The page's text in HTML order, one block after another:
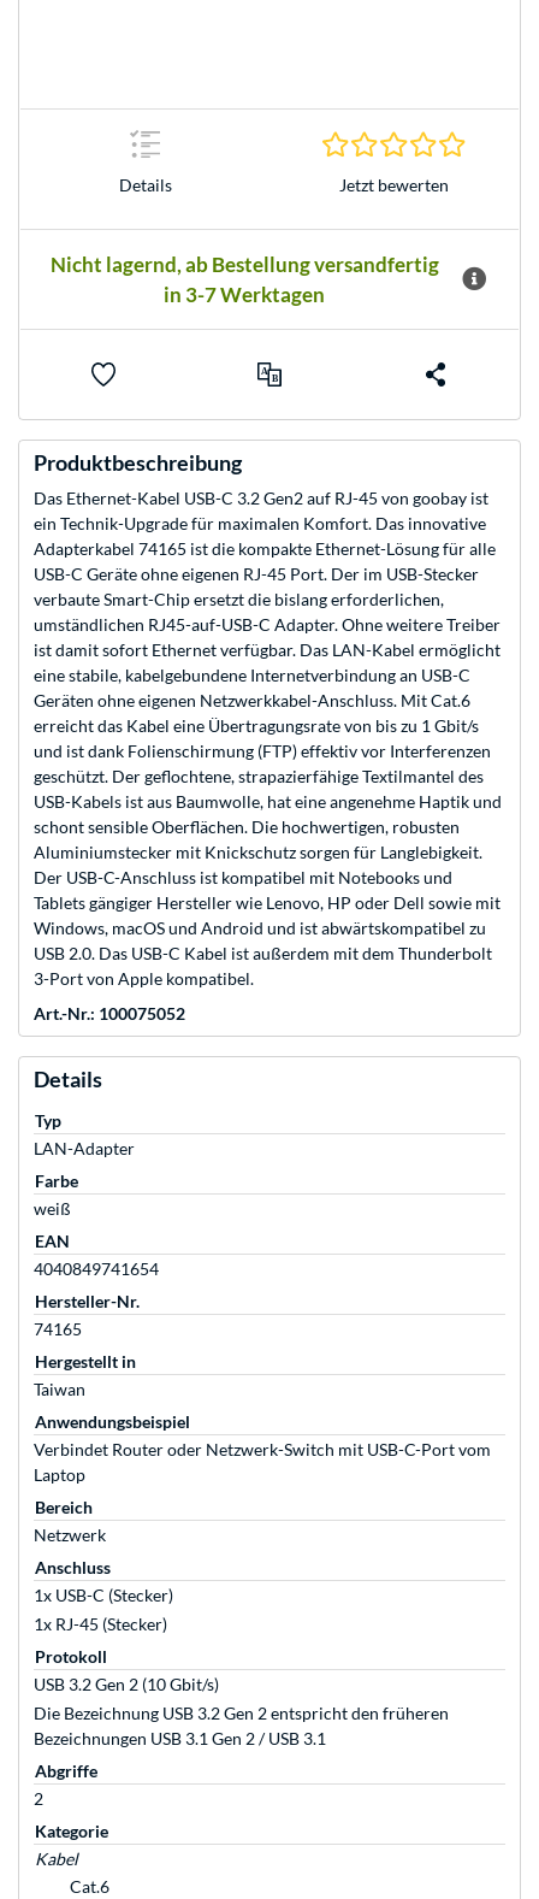
Details Jetzt bewerten
Nicht lagernd, ab Bestellung versandfertig
in 3-7 Werktagen
Produktbeschreibung
Das Ethernet-Kabel USB-C 3.2 Gen2 auf RJ-45 von goobay ist
ein Technik-Upgrade für maximalen Komfort. Das innovative
Adapterkabel 74165 ist die kompakte Ethernet-Lösung für alle
USB-C Geräte ohne eigenen RJ-45 Port. Der im USB-Stecker
verbaute Smart-Chip ersetzt die bislang erforderlichen,
umständlichen RJ45-auf-USB-C Adapter. Ohne weitere Treiber
ist damit sofort Ethernet verfügbar. Das LAN-Kabel ermöglicht
eine stabile, kabelgebundene Internetverbindung an USB-C
Geräten ohne eigenen Netzwerkkabel-Anschluss. Mit Cat.6
erreicht das Kabel eine Übertragungsrate von bis zu 1 Gbit/s
und ist dank Folienschirmung (FTP) effektiv vor Interferenzen
geschützt. Der geflochtene, strapazierfähige Textilmantel des
USB-Kabels ist aus Baumwolle, hat eine angenehme Haptik und
schont sensible Oberflächen. Die hochwertigen, robusten
Aluminiumstecker mit Knickschutz sorgen für Langlebigkeit.
Der USB-C-Anschluss ist kompatibel mit Notebooks und
Tablets gängiger Hersteller wie Lenovo, HP oder Dell sowie mit
Windows, macOS und Android und ist abwärtskompatibel zu
USB 2.0. Das USB-C Kabel ist außerdem mit dem Thunderbolt
3-Port von Apple kompatibel.
Art.-Nr.: 100075052
Details
Typ
LAN-Adapter
Farbe
weiß
EAN
4040849741654
Hersteller-Nr.
74165
Hergestellt in
Taiwan
Anwendungsbeispiel
Verbindet Router oder Netzwerk-Switch mit USB-C-Port vom
Laptop
Bereich
Netzwerk
Anschluss
1x USB-C (Stecker)
1x RJ-45 (Stecker)
Protokoll
USB 3.2 Gen 2 (10 Gbit/s)
Die Bezeichnung USB 3.2 Gen 2 entspricht den früheren
Bezeichnungen USB 3.1 Gen 2 / USB 3.1
Abgriffe
2
Kategorie
Kabel
Cat.6